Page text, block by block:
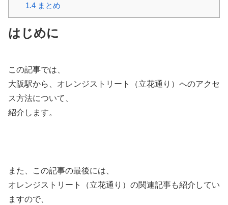
1.4まとめ
はじめに
この記事では、
大阪駅から、オレンジストリート（立花通り）へのアクセ
ス方法について、
紹介します。
また、この記事の最後には、
オレンジストリート（立花通り）の関連記事も紹介してい
ますので、